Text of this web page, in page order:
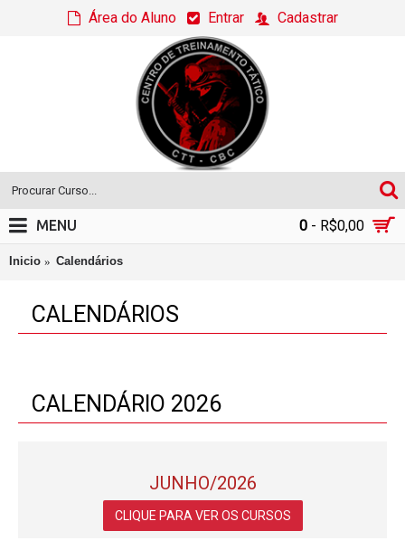
Área do Aluno Entrar Cadastrar
0 - R$0,00
MENU
Inicio Calendários
CALENDÁRIOS
CALENDÁRIO 2026
JUNHO/2026
CLIQUE PARA VER OS CURSOS